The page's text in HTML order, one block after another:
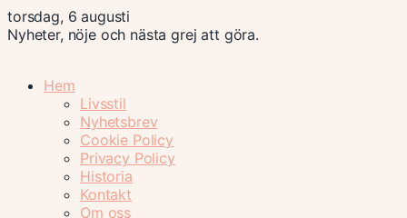
torsdag, 6 augusti
Nyheter, nöje och nästa grej att göra.
Hem
Livsstil
Nyhetsbrev
Cookie Policy
Privacy Policy
Historia
Kontakt
Om oss